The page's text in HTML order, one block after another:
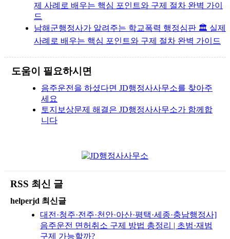
제 사례로 배우는 핵심 포인트와 구제 절차 완벽 가이
드
남해군행정사가 알려주는 학교폭력 행정심판 🏛️ 실제
사례로 배우는 핵심 포인트와 구제 절차 완벽 가이드
도움이 필요하시면
음주운전을 하셨다면 JD행정사사무소를 찾아주
세요
토지보상문제 해결은 JD행정사사무소가 함께합
니다
RSS 최신 글
helperjd 최신글
대전·청주·전주·천안·아산·평택·세종·충남행정사]
음주운전 면허취소 구제 방법 총정리 | 초범·재범
구제 가능할까?